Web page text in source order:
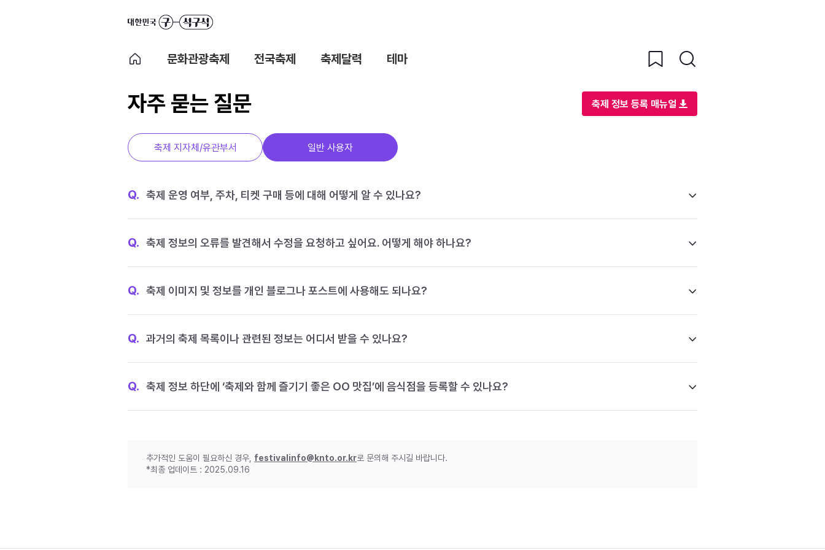
문화관광축제 전국축제 축제달력 테마
자주 묻는 질문 축제 정보 등록 매뉴얼
축제 지자체/유관부서 일반 사용자
Q. 축제 운영 여부, 주차, 티켓 구매 등에 대해 어떻게 알 수 있나요?
Q. 축제 정보의 오류를 발견해서 수정을 요청하고 싶어요. 어떻게 해야 하나요?
Q. 축제 이미지 및 정보를 개인 블로그나 포스트에 사용해도 되나요?
Q. 과거의 축제 목록이나 관련된 정보는 어디서 받을 수 있나요?
Q. 축제 정보 하단에 ‘축제와 함께 즐기기 좋은 OO 맛집’에 음식점을 등록할 수 있나요?
추가적인 도움이 필요하신 경우, festivalinfo@knto.or.kr로 문의해 주시길 바랍니다.
*최종 업데이트 : 2025.09.16